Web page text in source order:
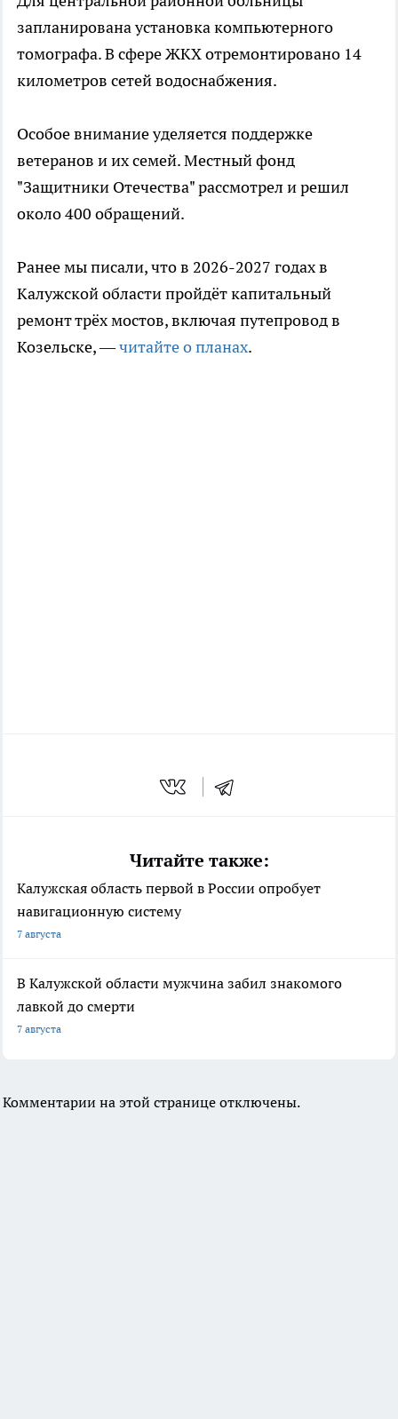
запланирована установка компьютерного
томографа. В сфере ЖКХ отремонтировано 14
километров сетей водоснабжения.
Особое внимание уделяется поддержке
ветеранов и их семей. Местный фонд
"Защитники Отечества" рассмотрел и решил
около 400 обращений.
Ранее мы писали, что в 2026-2027 годах в
Калужской области пройдёт капитальный
ремонт трёх мостов, включая путепровод в
Козельске, —читайте о планах.
Читайте также:
Калужская область первой в России опробует
навигационную систему
7 августа
В Калужской области мужчина забил знакомого
лавкой до смерти
7 августа
Комментарии на этой странице отключены.